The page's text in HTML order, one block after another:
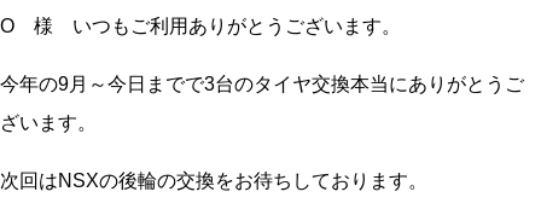
O 様 いつもご利用ありがとうございます。
今年の9月～今日までで3台のタイヤ交換本当にありがとうご
ざいます。
次回はNSXの後輪の交換をお待ちしております。